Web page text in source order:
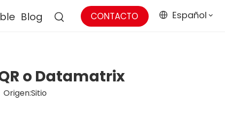
Blog CONTACTO Español
o Datamatrix
Sitio